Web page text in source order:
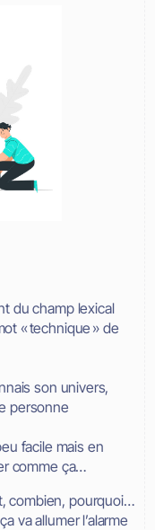
du champ lexical
« technique » de
son univers,
personne
facile mais en
comme ça…
combien, pourquoi…
va allumer l’alarme